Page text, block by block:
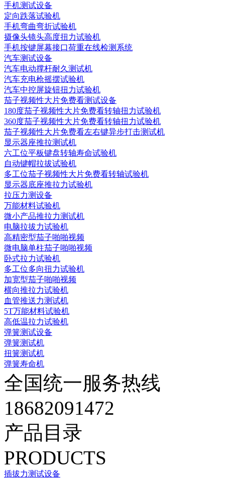
手机测试设备
定向跌落试验机
手机弯曲弯折试验机
摄像头镜头高度扭力试验机
手机按键屏幕接口荷重在线检测系统
汽车测试设备
汽车电动撑杆耐久测试机
汽车充电枪摇摆试验机
汽车中控屏旋钮扭力试验机
茄子视频性大片免费看测试设备
180度茄子视频性大片免费看转轴扭力试验机
360度茄子视频性大片免费看转轴扭力试验机
茄子视频性大片免费看左右键异步打击测试机
显示器座推拉测试机
六工位平板键盘转轴寿命试验机
自动键帽拉拔试验机
多工位茄子视频性大片免费看转轴试验机
显示器底座推拉力试验机
拉压力测设备
万能材料试验机
微小产品推拉力测试机
电脑拉拔力试验机
高精密型茄子啪啪视频
微电脑单柱茄子啪啪视频
卧式拉力试验机
多工位多向扭力试验机
加宽型茄子啪啪视频
横向推拉力试验机
血管推送力测试机
5T万能材料试验机
高低温拉力试验机
弹簧测试设备
弹簧测试机
扭簧测试机
弹簧寿命机
全国统一服务热线
18682091472
产品目录
PRODUCTS
插拔力测试设备